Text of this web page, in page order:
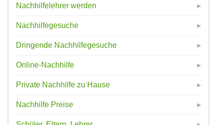
Nachhilfelehrer werden
Nachhilfegesuche
Dringende Nachhilfegesuche
Online-Nachhilfe
Private Nachhilfe zu Hause
Nachhilfe Preise